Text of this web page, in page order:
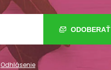
ODOBERAŤ
Odhlásenie